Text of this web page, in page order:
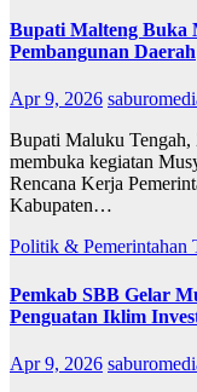
Bupati Malteng Buka
Pembangunan Daerah
Apr 9, 2026
Bupati Maluku Tengah,
membuka kegiatan
Rencana Kerja
Kabupaten…
Politik & Pemerintahan
Pemkab SBB Gelar
Penguatan Iklim
Apr 9, 2026